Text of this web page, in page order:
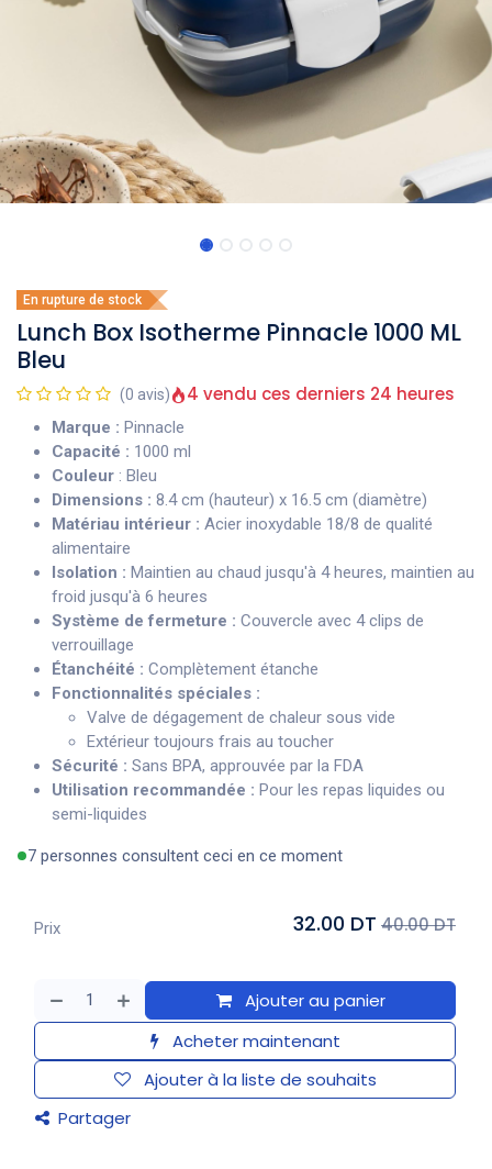
En rupture de stock
Lunch Box Isotherme Pinnacle 1000 ML
Bleu
(0 avis) 4 vendu ces derniers 24 heures
Marque : Pinnacle
Capacité : 1000 ml
Couleur : Bleu
Dimensions : 8.4 cm (hauteur) x 16.5 cm (diamètre)
Matériau intérieur : Acier inoxydable 18/8 de qualité
alimentaire
Isolation : Maintien au chaud jusqu'à 4 heures, maintien au
froid jusqu'à 6 heures
Système de fermeture : Couvercle avec 4 clips de
verrouillage
Étanchéité : Complètement étanche
Fonctionnalités spéciales :
Valve de dégagement de chaleur sous vide
Extérieur toujours frais au toucher
Sécurité : Sans BPA, approuvée par la FDA
Utilisation recommandée : Pour les repas liquides ou
semi-liquides
7 personnes consultent ceci en ce moment
Ajouter au panier
Acheter maintenant
Ajouter à la liste de souhaits
Partager
Prix 32.00 DT 40.00 DT